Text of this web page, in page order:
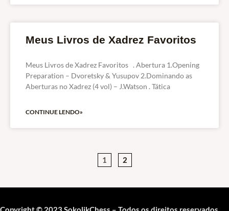
Meus Livros de Xadrez Favoritos
Meus Livros de Xadrez Favoritos . Abertura 1.Opening
Preparation – Dvoretsky & Yusupov 2.Dominando as
Aberturas no Xadrez (4 vol) – J.Watson . Tática
CONTINUE LENDO»
1 2